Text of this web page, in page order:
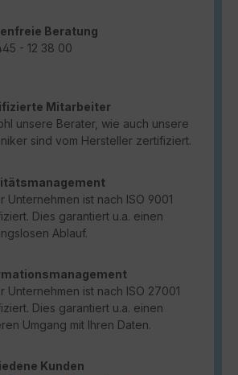
Beratung
- 12 38 00
Mitarbeiter
unsere Berater, wie auch unsere
sind vom Hersteller zertifiziert.
Unternehmen ist nach ISO 9001
Dies garantiert u.a. einen
Ablauf.
Unternehmen ist nach ISO 27001
Dies garantiert u.a. einen
Umgang mit Ihren Daten.
Kunden